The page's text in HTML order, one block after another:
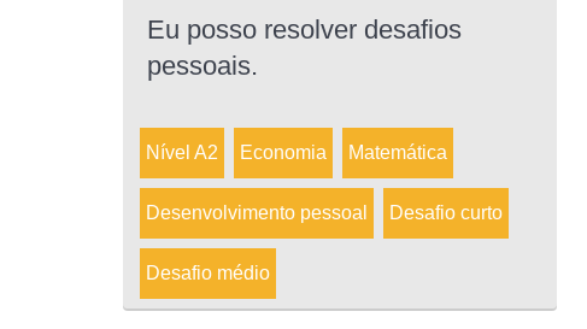
Eu posso resolver desafios
pessoais.
Nível A2 Economia Matemática
Desenvolvimento pessoal Desafio curto
Desafio médio